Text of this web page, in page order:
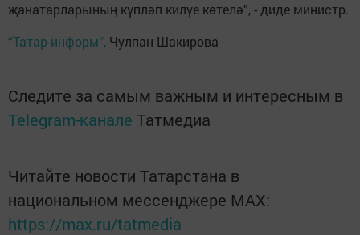
җанатарларының күпләп килүе көтелә”, - диде министр.
“Татар-информ”, Чулпан Шакирова
Следите за самым важным и интересным в
Telegram-канале Татмедиа
Читайте новости Татарстана в
национальном мессенджере MАХ:
https://max.ru/tatmedia